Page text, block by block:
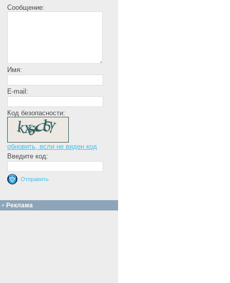
Сообщение:
Имя:
E-mail:
Код безопасности:
обновить, если не виден код
Введите код:
Реклама